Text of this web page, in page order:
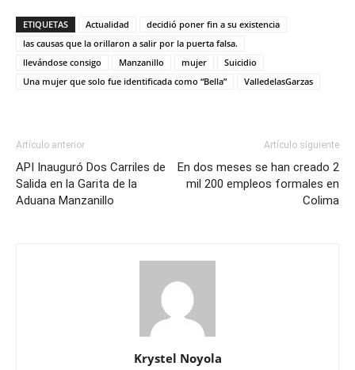
ETIQUETAS Actualidad
decidió poner fin a su existencia
las causas que la orillaron a salir por la puerta falsa.
llevándose consigo
Manzanillo mujer
Suicidio
Una mujer que solo fue identificada como “Bella”
ValledelasGarzas
Artículo anterior
API Inauguró Dos Carriles de
Salida en la Garita de la
Aduana Manzanillo
Artículo siguiente
En dos meses se han creado 2
mil 200 empleos formales en
Colima
Krystel Noyola